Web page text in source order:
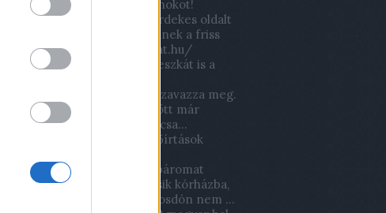
újítja fel a Lőrinci sportcsarnokot!
takacsveca93:
Ha igazán érdekes oldalt
szeretnétek látni és érdekelnek a friss
szórólapok! :) www.ujsagomat.hu/
2017.11.22. 18:04
Már a wc deszkát is a
A kucsák kisbetűvel szavazza meg.
Közdülő gyerekotthon mögött már
kivágták a halomit ez a félrecsa...
Óriási erdőírtások
hanabi97: Mikor pár éve a páromat
kísértem kontrollra egy másik kórházba,
elmentem a mosdóba, de mosdón nem ...